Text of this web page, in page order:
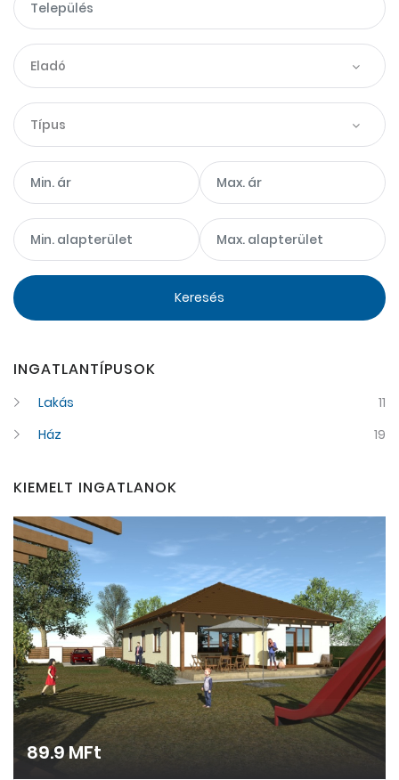
Eladó
Típus
Keresés
INGATLANTÍPUSOK
Lakás
11
Ház
19
KIEMELT INGATLANOK
89.9 MFt